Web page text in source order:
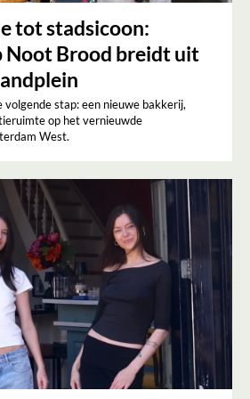
tot stadsicoon:
Noot Brood breidt uit
stap: een nieuwe bakkerij,
op het vernieuwde
West.